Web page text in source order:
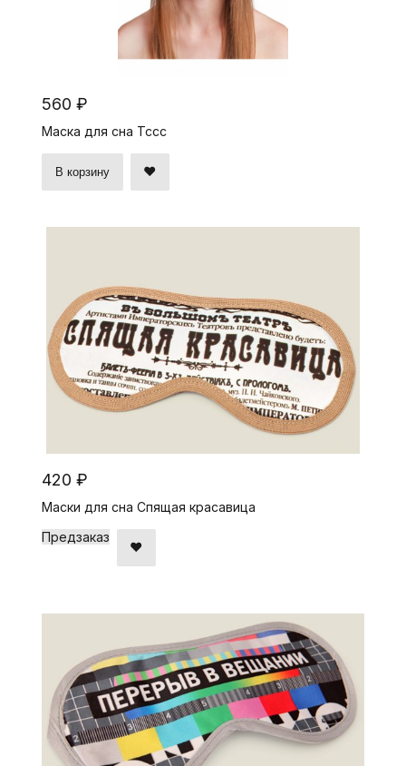
560 ₽
Маска для сна Тссс
В корзину
420 ₽
Маски для сна Спящая красавица
Предзаказ